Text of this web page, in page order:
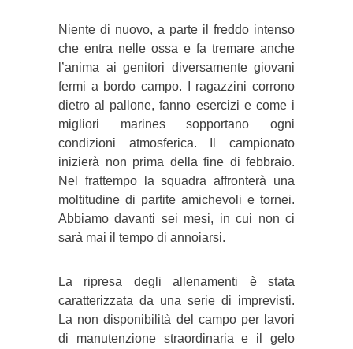
Niente di nuovo, a parte il freddo intenso
che entra nelle ossa e fa tremare anche
l’anima ai genitori diversamente giovani
fermi a bordo campo. I ragazzini corrono
dietro al pallone, fanno esercizi e come i
migliori marines sopportano ogni
condizioni atmosferica. Il campionato
inizierà non prima della fine di febbraio.
Nel frattempo la squadra affronterà una
moltitudine di partite amichevoli e tornei.
Abbiamo davanti sei mesi, in cui non ci
sarà mai il tempo di annoiarsi.
La ripresa degli allenamenti è stata
caratterizzata da una serie di imprevisti.
La non disponibilità del campo per lavori
di manutenzione straordinaria e il gelo